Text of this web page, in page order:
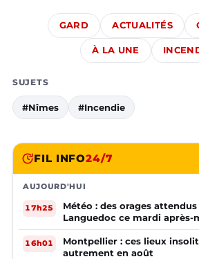
GARD ACTUALITÉS
À LA UNE
SUJETS
#Nîmes #Incendie
FIL INFO24/7
AUJOURD'HUI
17h25
Météo : des orages
Languedoc ce mardi après-
16h01
Montpellier : ces lieux
autrement en août